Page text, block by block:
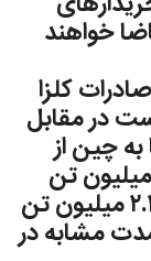
خواهند
سال ٢٠٢٠ هیچ صادرات كلزا
در مقابل
چین از
ژانویه الى آوریل سال جارى به ٣.٨ میلیون تن
افزایش يافته است.(در مقایسه با ٢.٢ میلیون تن
تن در مدت مشابه در